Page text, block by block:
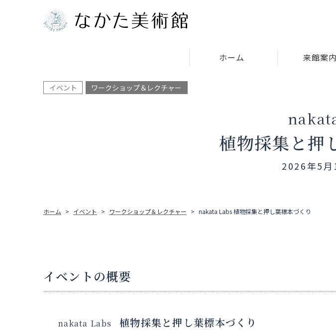
ホーム 来館案内
イベント ワークショップ＆レクチャー
植物採集と押
2026年5月
ホーム イベント ワークショップ＆レクチャー nakata Labs 植物採集と押し葉標本づくり
イベントの概要
nakata Labs 植物採集と押し葉標本づくり